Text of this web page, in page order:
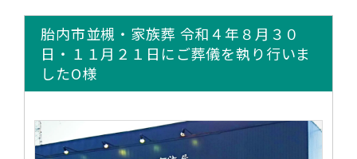
胎内市並槻・家族葬 令和４年８月３０
日・１１月２１日にご葬儀を執り行いま
したO様